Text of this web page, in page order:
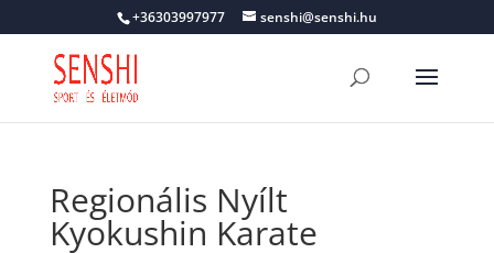
+36303997977 senshi@senshi.hu
Regionális Nyílt
Kyokushin Karate